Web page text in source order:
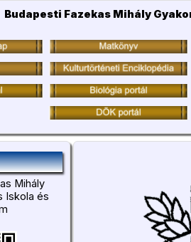
Budapesti Fazekas Mihály
Mihály
Iskola és